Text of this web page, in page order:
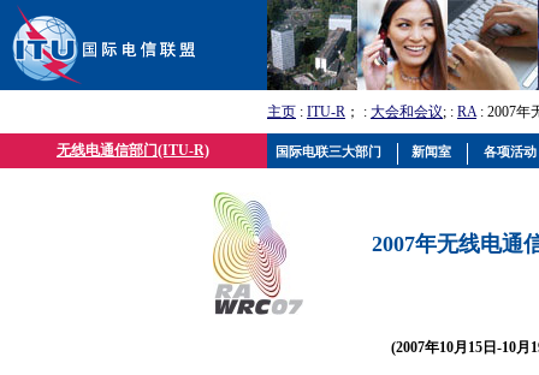
主页 : ITU-R ； : 大会和会议; : RA: 2007年
无线电通信部门(ITU-R)
2007年无线电通
(2007年10月15日-10月
国际电联三大部门 新闻室 各项活动